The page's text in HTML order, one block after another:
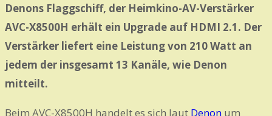
Denons Flaggschiff, der Heimkino-AV-Verstärker
AVC-X8500H erhält ein Upgrade auf HDMI 2.1. Der
Verstärker liefert eine Leistung von 210 Watt an
jedem der insgesamt 13 Kanäle, wie Denon
mitteilt.
Beim AVC-X8500H handelt es sich laut Denon um